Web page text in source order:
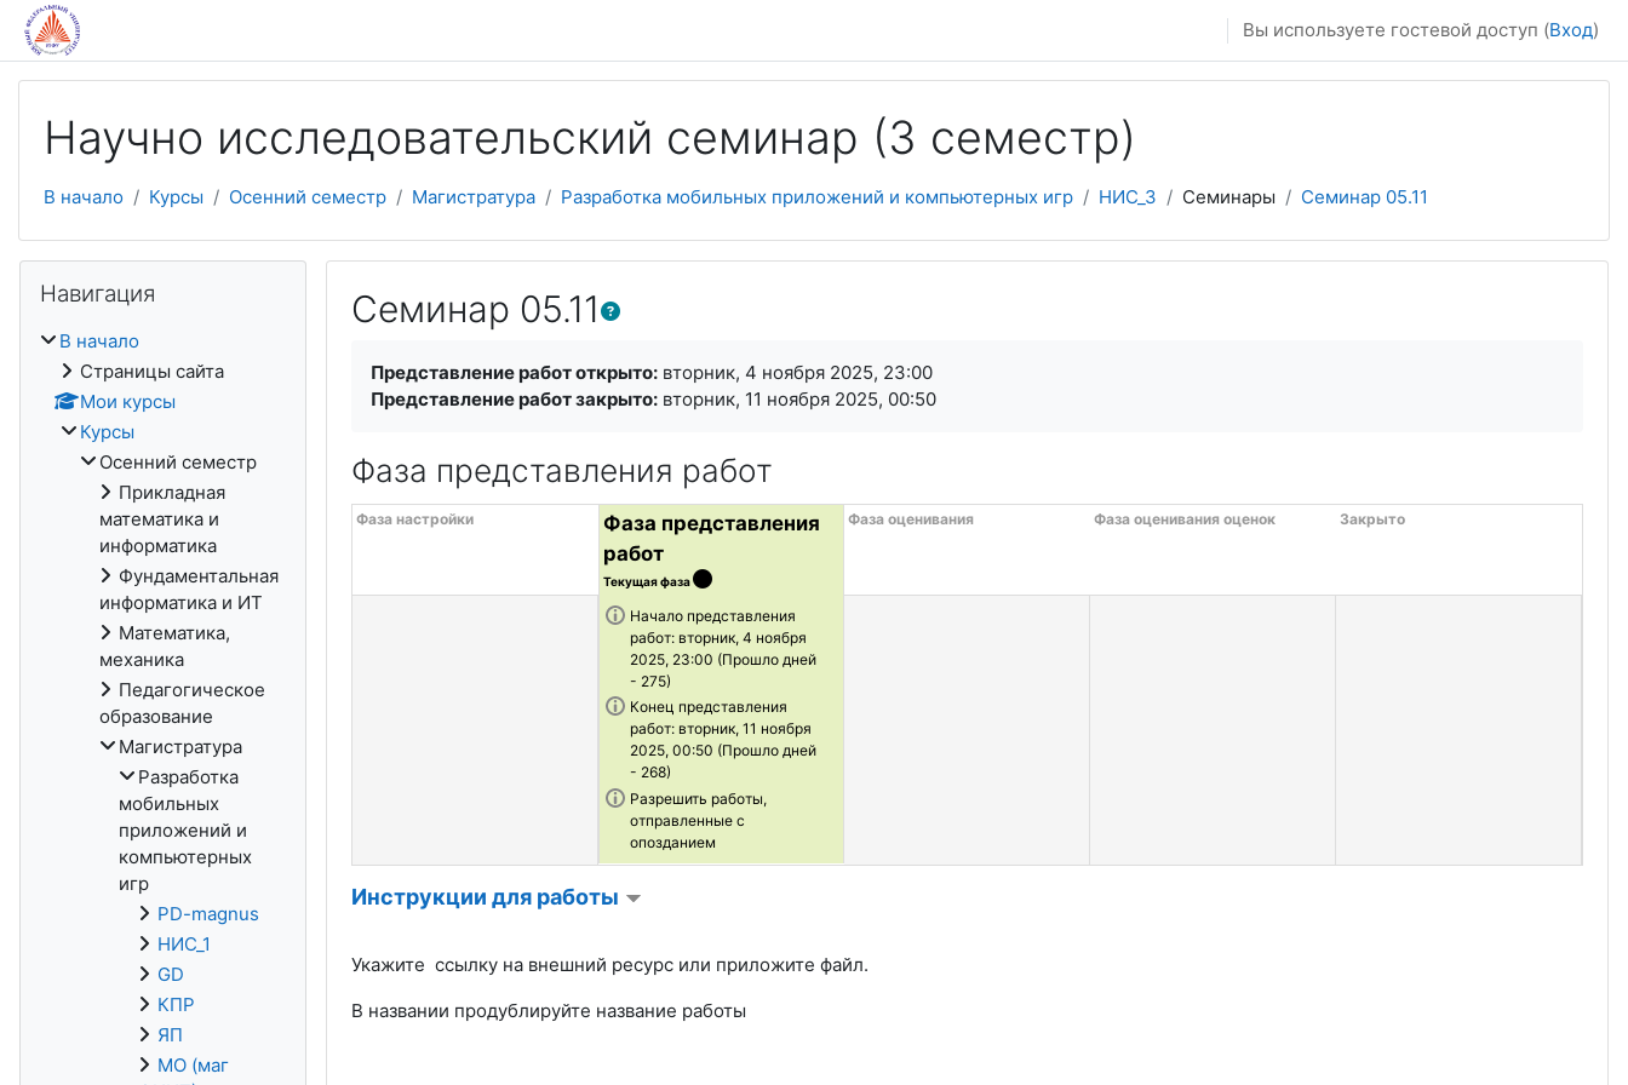
Перейти к основному содержанию
Вы используете гостевой доступ (Вход)
Научно исследовательский семинар (3 семестр)
В начало Курсы Осенний семестр Магистратура Разработка мобильных приложений и компьютерных игр НИС_3 Семинары Семинар 05.11
Семинар 05.11
Представление работ открыто:вторник, 4 ноября 2025, 23:00
Представление работ закрыто:вторник, 11 ноября 2025, 00:50
Фаза представления работ
Сроки проведения семинара с фазами (5)
Перейти к текущим задачам
Фаза настройки
Фаза представления
работ
Текущая фаза
Информация о задаче
Начало представления
работ: вторник, 4 ноября
2025, 23:00 (Прошло дней
- 275)
Информация о задаче
Конец представления
работ: вторник, 11 ноября
2025, 00:50 (Прошло дней
- 268)
Информация о задаче
Разрешить работы,
отправленные с
опозданием
Фаза оценивания Фаза оценивания оценок Закрыто
Инструкции для работы
Укажите ссылку на внешний ресурс или приложите файл.
В названии продублируйте название работы
Навигация
В начало
Страницы сайта
Мои курсы
Курсы
Осенний семестр
Прикладная
математика и
информатика
Фундаментальная
информатика и ИТ
Математика,
механика
Педагогическое
образование
Магистратура
Разработка
мобильных
приложений и
компьютерных
игр
PD-magnus
НИС_1
GD
КПР
ЯП
МО (маг